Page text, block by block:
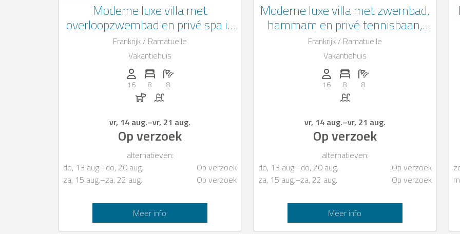
Moderne luxe villa met
overloopzwembad en privé spa in
Saint-Tropez
Frankrijk / Ramatuelle
Vakantiehuis
Personen (max.): 16
16
Aantal slaapkamers: 8
8
Aantal badkamers: 8
8
Honden toegestaan
Zwembad
vr, 14 aug.–vr, 21 aug.
Op verzoek
alternatieven:
do, 13 aug.–do, 20 aug.
Op verzoek
za, 15 aug.–za, 22 aug. Op verzoek
Meer info
Moderne luxe villa met zwembad,
hammam en privé tennisbaan,
vlakbij het strand van Tahiti
Frankrijk / Ramatuelle
Vakantiehuis
Personen (max.): 16
16
Aantal slaapkamers: 8
8
Aantal badkamers: 8
8
Zwembad
vr, 14 aug.–vr, 21 aug.
Op verzoek
alternatieven:
do, 13 aug.–do, 20 aug.
Op verzoek
za, 15 aug.–za, 22 aug. Op verzoek
Meer info